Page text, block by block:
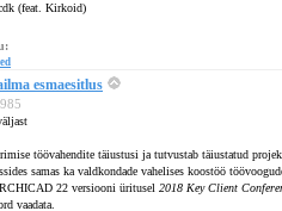
(feat. Kirkoid)
esmaesitlus
töövahendite täiustusi ja tutvustab täiustatud
samas ka valdkondade vahelises koostöö
22 versiooni üritusel 2018 Key Client
vaadata.